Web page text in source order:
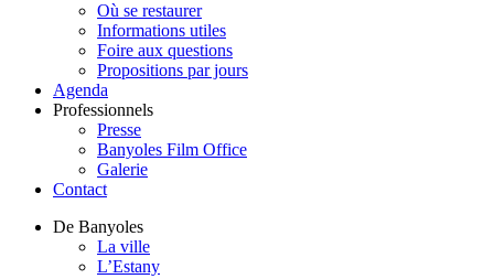
Où se restaurer
Informations utiles
Foire aux questions
Propositions par jours
Agenda
Professionnels
Presse
Banyoles Film Office
Galerie
Contact
De Banyoles
La ville
L’Estany